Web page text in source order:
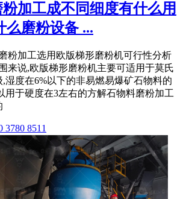
加工成不同细度有什么用
么磨粉设备 ...
粉加工选用欧版梯形磨粉机可行性分析
来说,欧版梯形磨粉机主要可适用于莫氏
湿度在6%以下的非易燃易爆矿石物料的
用于硬度在3左右的方解石物料磨粉加工
3780 8511